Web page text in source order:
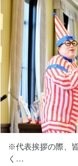
※代表挨拶の際、
く…